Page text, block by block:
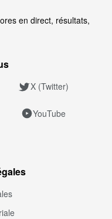
en direct, résultats,
X (Twitter)
YouTube